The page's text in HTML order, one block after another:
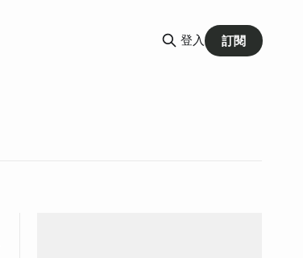
登入 訂閱